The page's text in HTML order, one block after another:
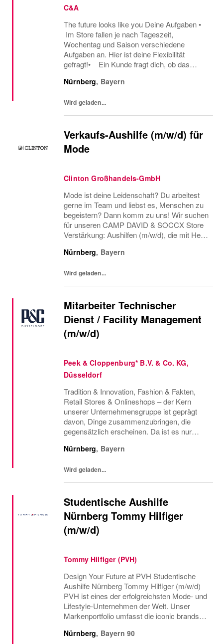
C&A
The future looks like you Deine Aufgaben •
Im Store fallen je nach Tageszeit,
Wochentag und Saison verschiedene
Aufgaben an. Hier ist deine Flexibilität
gefragt!• Ein Kunde fragt dich, ob das
Größe verfügbar ist oder welcher Gürtel gut
Nürnberg, Bayern
Wird geladen...
Verkaufs-Aushilfe (m/w/d) für
Mode
Clinton Großhandels-GmbH
Mode ist deine Leidenschaft? Du arbeitest
gerne im Team und liebst es, Menschen zu
begeistern? Dann komm zu uns! Wir suchen
für unseren CAMP DAVID & SOCCX Store
Verstärkung: Aushilfen (m/w/d), die mit Herz
Unsere Kunden mit einem Lächeln
Nürnberg, Bayern
Wird geladen...
Mitarbeiter Technischer
Dienst / Facility Management
(m/w/d)
Peek & Cloppenburg* B.V. & Co. KG,
Düsseldorf
Tradition & Innovation, Fashion & Fakten,
Retail Stores & Onlineshops – der Kern
unserer Unternehmensgruppe ist geprägt
davon, Dinge zusammenzubringen, die
gegensätzlich erscheinen. Da ist es nur
vereinen, die so vielfältig sind, wie die Styles,
Nürnberg, Bayern
Wird geladen...
Studentische Aushilfe
Nürnberg Tommy Hilfiger
(m/w/d)
Tommy Hilfiger (PVH)
Design Your Future at PVH Studentische
Aushilfe Nürnberg Tommy Hilfiger (m/w/d)
PVH ist eines der erfolgreichsten Mode- und
Lifestyle-Unternehmen der Welt. Unser
Markenportfolio umfasst die iconic brands
meh...
Nürnberg, Bayern 90